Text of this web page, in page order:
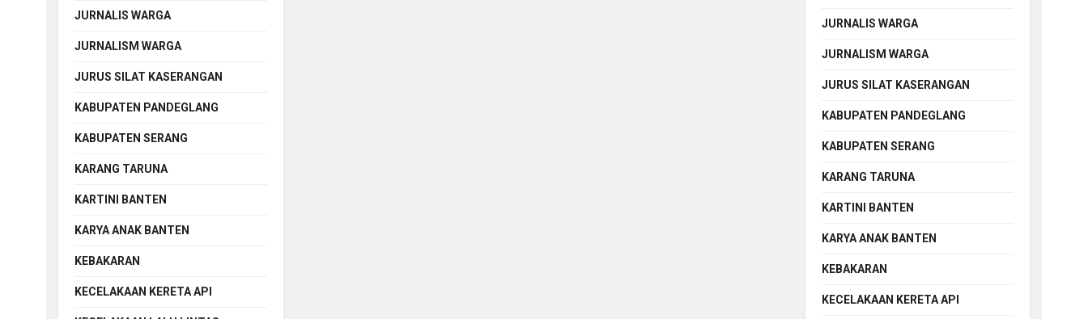
JURNALIS WARGA
JURNALISM WARGA
JURUS SILAT KASERANGAN
KABUPATEN PANDEGLANG
KABUPATEN SERANG
KARANG TARUNA
KARTINI BANTEN
KARYA ANAK BANTEN
KEBAKARAN
KECELAKAAN KERETA API
JURNALIS WARGA
JURNALISM WARGA
JURUS SILAT KASERANGAN
KABUPATEN PANDEGLANG
KABUPATEN SERANG
KARANG TARUNA
KARTINI BANTEN
KARYA ANAK BANTEN
KEBAKARAN
KECELAKAAN KERETA API